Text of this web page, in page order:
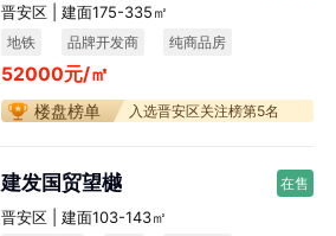
晋安区 | 建面175-335㎡
地铁 品牌开发商 纯商品房
52000元/㎡
楼盘榜单 入选晋安区关注榜第5名
建发国贸望樾 在售
晋安区 | 建面103-143㎡